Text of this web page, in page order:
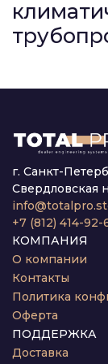
г. Санкт-
Свердловская
+7 (812) 414-92-
КОМПАНИЯ
О компании
Контакты
Политика
Оферта
ПОДДЕРЖКА
Доставка